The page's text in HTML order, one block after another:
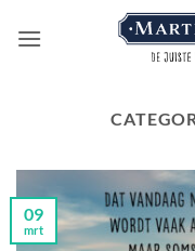
naar
09
mrt